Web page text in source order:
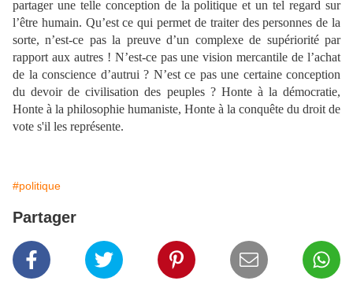
partager une telle conception de la politique et un tel regard sur
l’être humain. Qu’est ce qui permet de traiter des personnes de la
sorte, n’est-ce pas la preuve d’un complexe de supériorité par
rapport aux autres ! N’est-ce pas une vision mercantile de l’achat
de la conscience d’autrui ? N’est ce pas une certaine conception
du devoir de civilisation des peuples ? Honte à la démocratie,
Honte à la philosophie humaniste, Honte à la conquête du droit de
vote s'il les représente.
#politique
Partager